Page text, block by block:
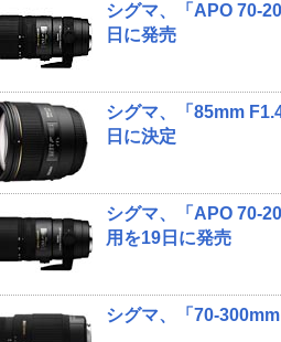
シグマ、「APO 70-
日に発売
シグマ、「85mm
日に決定
シグマ、「APO 70-
用を19日に発売
シグマ、「70-